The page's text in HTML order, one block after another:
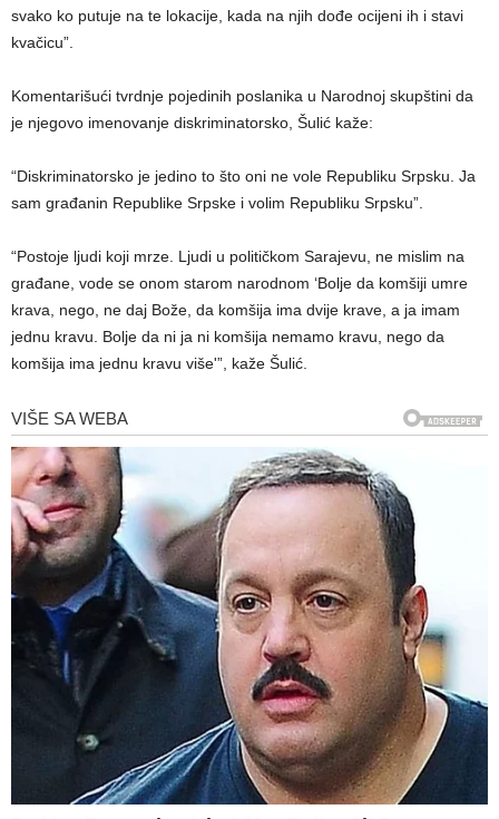
svako ko putuje na te lokacije, kada na njih dođe ocijeni ih i stavi
kvačicu”.
Komentarišući tvrdnje pojedinih poslanika u Narodnoj skupštini da
je njegovo imenovanje diskriminatorsko, Šulić kaže:
“Diskriminatorsko je jedino to što oni ne vole Republiku Srpsku. Ja
sam građanin Republike Srpske i volim Republiku Srpsku”.
“Postoje ljudi koji mrze. Ljudi u političkom Sarajevu, ne mislim na
građane, vode se onom starom narodnom ‘Bolje da komšiji umre
krava, nego, ne daj Bože, da komšija ima dvije krave, a ja imam
jednu kravu. Bolje da ni ja ni komšija nemamo kravu, nego da
komšija ima jednu kravu više'”, kaže Šulić.